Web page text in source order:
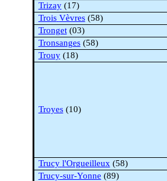
Trizay(17)
Trois Vèvres(58)
Tronget(03)
Tronsanges(58)
Trouy(18)
Troyes(10)
Trucy l'Orgueilleux (58)
Trucy-sur-Yonne (89)